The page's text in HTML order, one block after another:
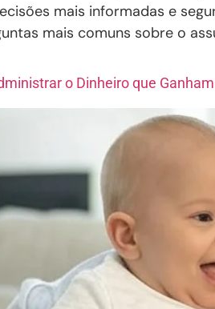
mais informadas e
mais comuns sobre o
o Dinheiro que Ganham